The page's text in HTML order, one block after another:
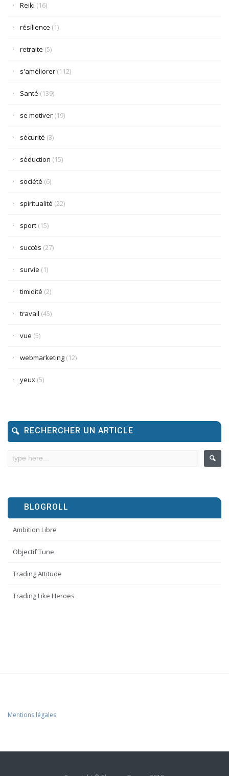
Reiki (16)
résilience (1)
retraite (5)
s'améliorer (112)
Santé (139)
se motiver (19)
sécurité (3)
séduction (15)
société (6)
spiritualité (22)
sport (15)
succès (27)
survie (1)
timidité (2)
travail (45)
vue (5)
webmarketing (12)
yeux (5)
RECHERCHER UN ARTICLE
BLOGROLL
Ambition Libre
Objectif Tune
Trading Attitude
Trading Like Heroes
Mentions légales